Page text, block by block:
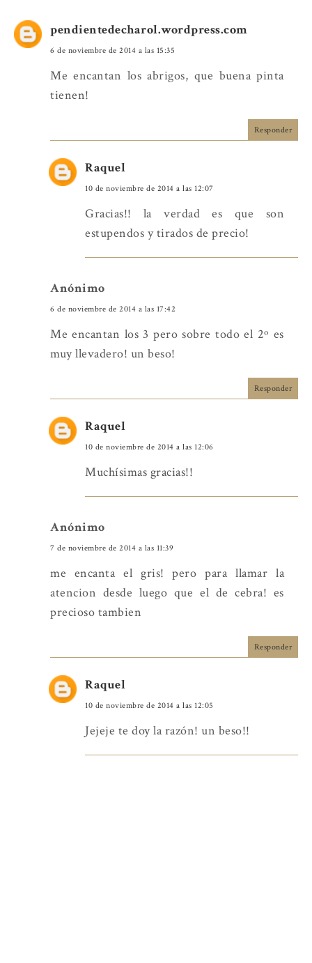
pendientedecharol.wordpress.com
6 de noviembre de 2014 a las 15:35
Me encantan los abrigos, que buena pinta
tienen!
Responder
Raquel
10 de noviembre de 2014 a las 12:07
Gracias!! la verdad es que son
estupendos y tirados de precio!
Anónimo
6 de noviembre de 2014 a las 17:42
Me encantan los 3 pero sobre todo el 2º es
muy llevadero! un beso!
Responder
Raquel
10 de noviembre de 2014 a las 12:06
Muchísimas gracias!!
Anónimo
7 de noviembre de 2014 a las 11:39
me encanta el gris! pero para llamar la
atencion desde luego que el de cebra! es
precioso tambien
Responder
Raquel
10 de noviembre de 2014 a las 12:05
Jejeje te doy la razón! un beso!!